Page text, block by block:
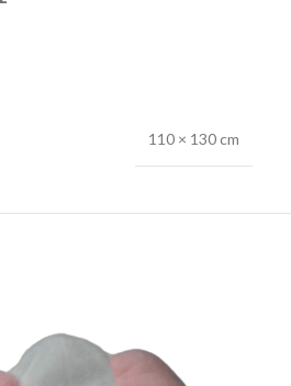
110 × 130 cm